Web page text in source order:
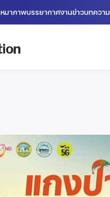
มาภาพบรรยากาศงานข่าวบทความ